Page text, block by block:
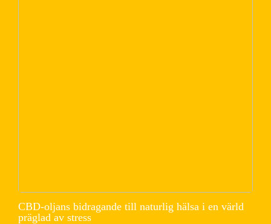
CBD-oljans bidragande till naturlig hälsa i en värld
präglad av stress